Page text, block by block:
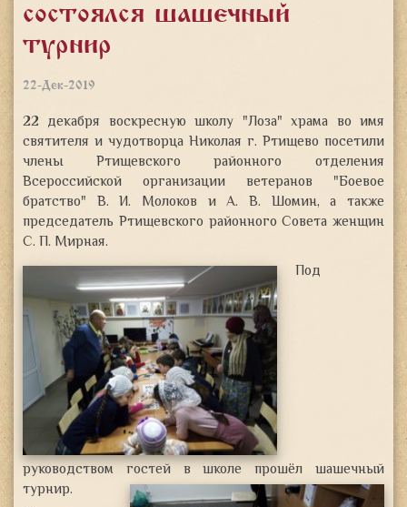
состоялся шашечный
турнир
22-Дек-2019
22 декабря воскресную школу "Лоза" храма во имя
святителя и чудотворца Николая г. Ртищево посетили
члены Ртищевского районного отделения
Всероссийской организации ветеранов "Боевое
братство" В. И. Молоков и А. В. Шомин, а также
председатель Ртищевского районного Совета женщин
С. П. Мирная.
Под
руководством гостейв школе прошёл шашечный
турнир.